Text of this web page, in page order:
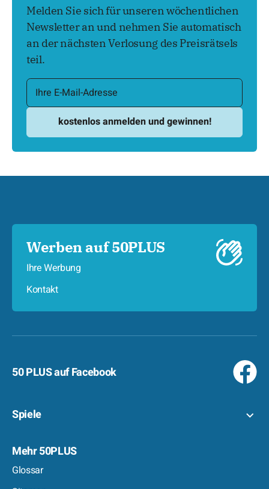
Melden Sie sich für unseren wöchentlichen
Newsletter an und nehmen Sie automatisch
an der nächsten Verlosung des Preisrätsels
teil.
Werben auf 50PLUS
Ihre Werbung
Kontakt
50 PLUS auf Facebook
Spiele
Mehr 50PLUS
Glossar